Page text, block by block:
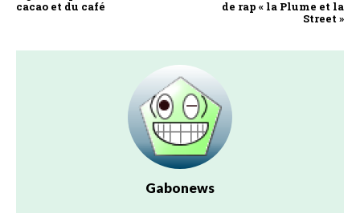
cacao et du café
de rap « la Plume et la
Street »
Gabonews